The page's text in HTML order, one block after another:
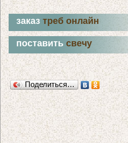
заказтреб онлайн
поставитьсвечу
Поделиться…